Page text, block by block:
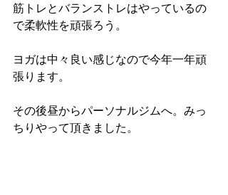
筋トレとバランストレはやっているの
で柔軟性を頑張ろう。
ヨガは中々良い感じなので今年一年頑
張ります。
その後昼からパーソナルジムへ。みっ
ちりやって頂きました。